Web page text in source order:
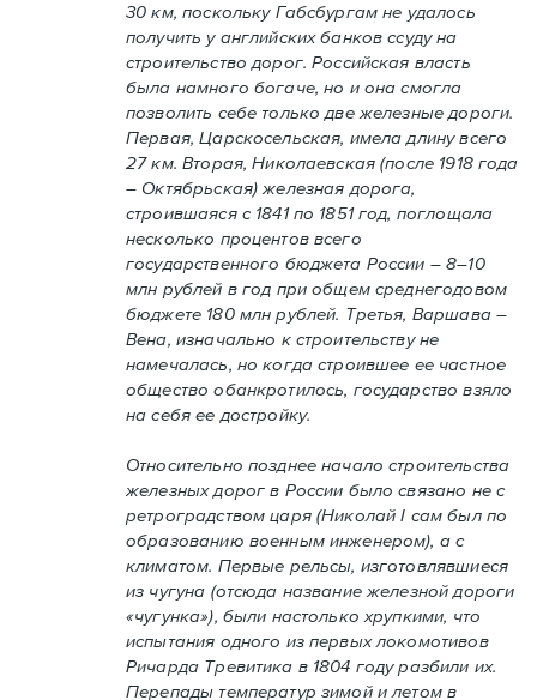
30 км, поскольку Габсбургам не удалось
получить у английских банков ссуду на
строительство дорог. Российская власть
была намного богаче, но и она смогла
позволить себе только две железные дороги.
Первая, Царскосельская, имела длину всего
27 км. Вторая, Николаевская (после 1918 года
– Октябрьская) железная дорога,
строившаяся с 1841 по 1851 год, поглощала
несколько процентов всего
государственного бюджета России – 8–10
млн рублей в год при общем среднегодовом
бюджете 180 млн рублей. Третья, Варшава –
Вена, изначально к строительству не
намечалась, но когда строившее ее частное
общество обанкротилось, государство взяло
на себя ее достройку.
Относительно позднее начало строительства
железных дорог в России было связано не с
ретроградством царя (Николай I сам был по
образованию военным инженером), а с
климатом. Первые рельсы, изготовлявшиеся
из чугуна (отсюда название железной дороги
«чугунка»), были настолько хрупкими, что
испытания одного из первых локомотивов
Ричарда Тревитика в 1804 году разбили их.
Перепады температур зимой и летом в